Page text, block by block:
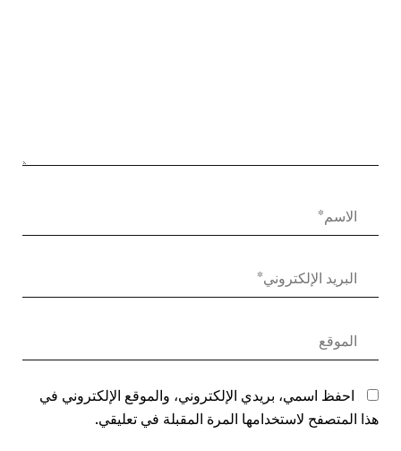
احفظ اسمي، بريدي الإلكتروني، والموقع الإلكتروني في
هذا المتصفح لاستخدامها المرة المقبلة في تعليقي.